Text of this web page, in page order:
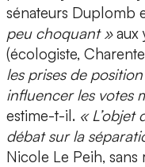
sénateurs Duplomb
peu choquant »aux
(écologiste,
les prises de
influencer les votes
estime-t-il. « L’objet
débat sur la
Nicole Le Peih, sans